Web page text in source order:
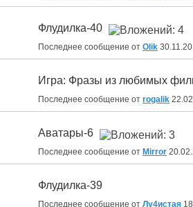
Флудилка-40
Последнее сообщение от Olik
Игра: Фразы из любимых
Последнее сообщение от rogalik
Аватары-6
Последнее сообщение от Mirror
Флудилка-39
Последнее сообщение от Лу4истая